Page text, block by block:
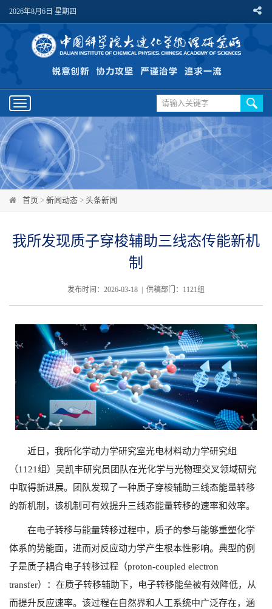
2026年8月6日 星期四
Toggle
navigation
首页 > 新闻动态 > 头条新闻
我所发现质子穿梭辅助三线态传能新机
制
发布时间：2026-03-18 | 供稿部门：1121组
近日，我所化学动力学研究室光电材料动力学研究组
（1121组）吴凯丰研究员团队在光化学与光物理交叉领域研究
中取得新进展。团队发现了一种质子穿梭辅助三线态能量转移
的新机制，该机制可有效提升三线态能量转移的速率和效率。
在电子转移与能量转移过程中，质子的参与能够重塑化学
体系的势能面，进而对反应动力学产生根本性影响。典型的例
子是质子耦合电子转移过程（proton-coupled electron
transfer）：在质子转移辅助下，电子转移能垒被有效降低，从
而提升反应速率。该过程在自然界和人工系统中广泛存在，涵